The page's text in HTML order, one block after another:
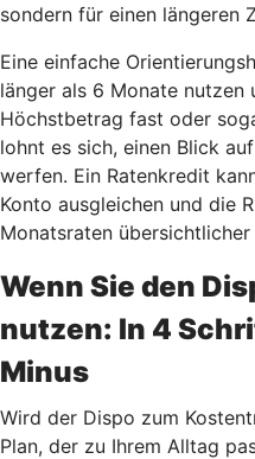
sondern für einen längeren
Eine einfache
länger als 6 Monate
Höchstbetrag fast oder
lohnt es sich, einen Blick
werfen. Ein Ratenkredit
Konto ausgleichen und die
Monatsraten
Wenn Sie den
nutzen: In 4
Minus
Wird der Dispo zum
Plan, der zu Ihrem Alltag